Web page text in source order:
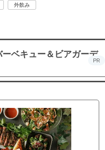
外飲み
ベキュー＆ビアガーデ
PR